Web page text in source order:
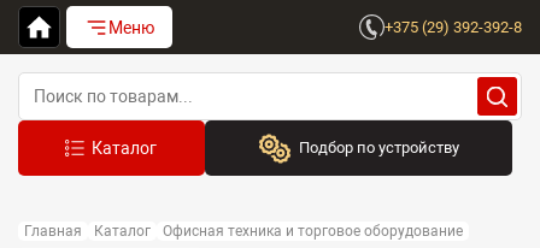
Меню +375 (29) 392-392-8
Подбор по устройству
Выберите бренд
Главная Каталог
Офисная техника и торговое оборудование